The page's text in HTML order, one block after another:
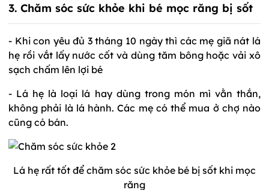
3. Chăm sóc sức khỏe khi bé mọc răng bị sốt
- Khi con yêu đủ 3 tháng 10 ngày thì các mẹ giã nát lá
hẹ rồi vắt lấy nước cốt và dùng tăm bông hoặc vải xô
sạch chấm lên lợi bé
- Lá hẹ là loại lá hay dùng trong món mì vằn thắn,
không phải là lá hành. Các mẹ có thể mua ở chợ nào
cũng có bán.
Lá hẹ rất tốt để chăm sóc sức khỏe bé bị sốt khi mọc
răng